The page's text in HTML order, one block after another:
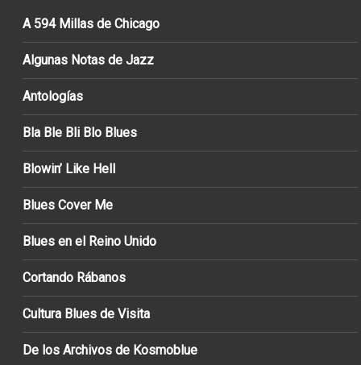
A 594 Millas de Chicago
Algunas Notas de Jazz
Antologías
Bla Ble Bli Blo Blues
Blowin’ Like Hell
Blues Cover Me
Blues en el Reino Unido
Cortando Rábanos
Cultura Blues de Visita
De los Archivos de Kosmoblue